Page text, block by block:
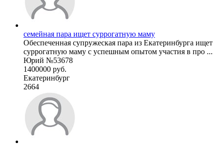
семейная пара ищет суррогатную маму
Обеспеченная супружеская пара из Екатеринбурга ищет
суррогатную маму с успешным опытом участия в про ...
Юрий №53678
1400000 руб.
Екатеринбург
2664